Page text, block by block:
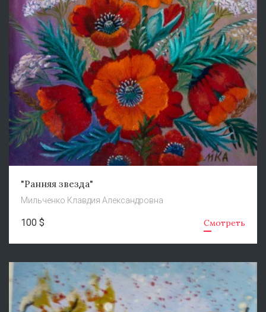
"Ранняя звезда"
Мильченко Клавдия Александровна
100 $ Смотреть